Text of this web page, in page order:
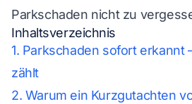
Parkschaden nicht zu
Inhaltsverzeichnis
1. Parkschaden sofort erkannt
zählt
2. Warum ein Kurzgutachten